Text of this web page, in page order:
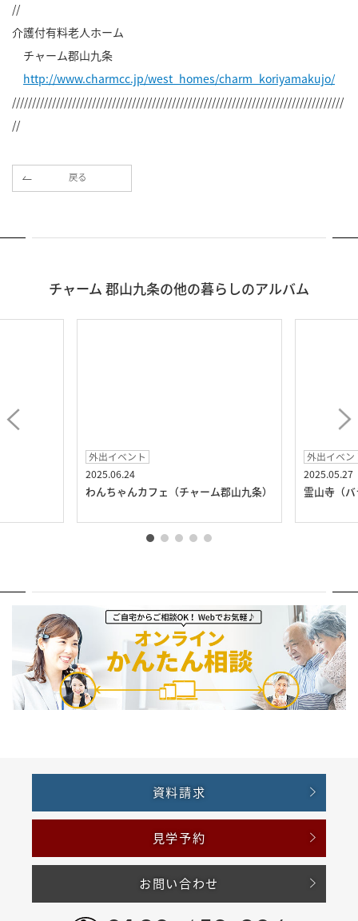
//
介護付有料老人ホーム
チャーム郡山九条
http://www.charmcc.jp/west_homes/charm_koriyamakujo/
///////////////////////////////////////////////////////////////////////////////////
//
戻る
チャーム 郡山九条の他の暮らしのアルバム
外出イベント
2025.06.24
わんちゃんカフェ（チャーム郡山九条）
外出イベン
2025.05.27
霊山寺（
資料請求
見学予約
お問い合わせ